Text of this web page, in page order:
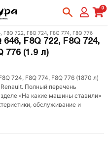
0
F8Q 722, F8Q 724, F8Q 774, F8Q 776
F8Q 722, F8Q 724,
776 (1.9 л)
724, F8Q 774, F8Q 776 (1870 л)
Полный перечень
«На какие машины ставили»
обслуживание и